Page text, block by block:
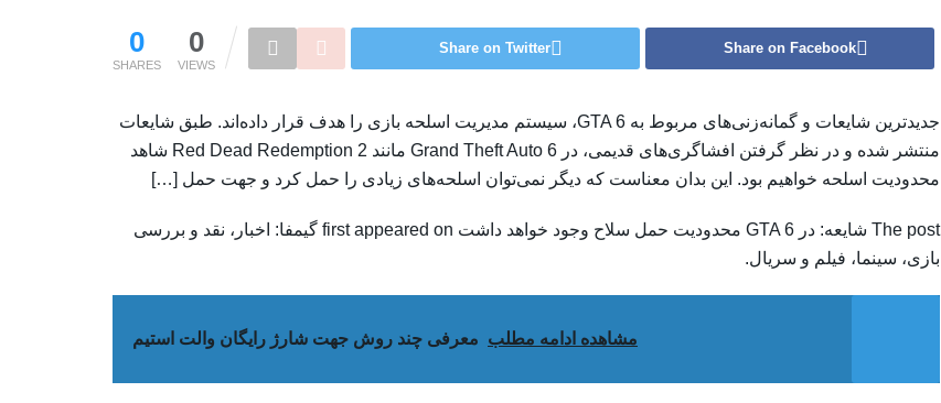
0
SHARES
0
VIEWS
Share on Facebook
Share on Twitter
جدیدترین شایعات و گمانه‌زنی‌های مربوط به GTA 6، سیستم مدیریت اسلحه بازی را هدف قرار داده‌اند. طبق شایعات
منتشر شده و در نظر گرفتن افشاگری‌های قدیمی، در Grand Theft Auto 6 مانند Red Dead Redemption 2 شاهد
محدودیت اسلحه خواهیم بود. این بدان معناست که دیگر نمی‌توان اسلحه‌های زیادی را حمل کرد و جهت حمل […]
The post شایعه: در GTA 6 محدودیت حمل سلاح وجود خواهد داشت first appeared on گیمفا: اخبار، نقد و بررسی
بازی، سینما، فیلم و سریال.
مشاهده ادامه مطلب معرفی چند روش جهت شارژ رایگان والت استیم